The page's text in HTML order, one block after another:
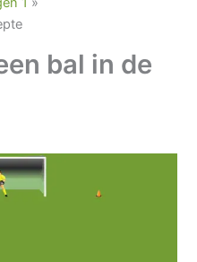
bal in de